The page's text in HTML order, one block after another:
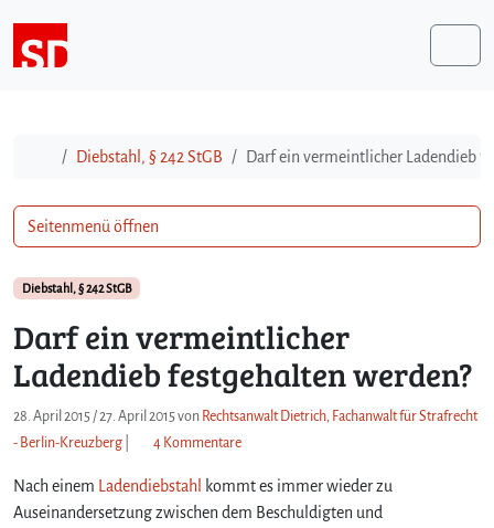
StartDiebstahl, § 242 StGB Darf ein vermeintlicher Ladendieb
Diebstahl, § 242 StGB
Darf ein vermeintlicher
Ladendieb festgehalten werden?
28. April 2015 /27. April 2015von Rechtsanwalt Dietrich, Fachanwalt für Strafrecht
- Berlin-Kreuzberg
4 Kommentarez
D
a
Nach einem Ladendiebstahl
kommt es immer wieder zu
Auseinandersetzung zwischen dem Beschuldigten und
Seitenmenü öffnen